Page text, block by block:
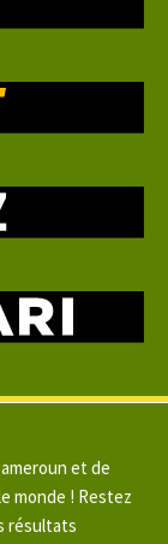
et de
monde ! Restez
résultats